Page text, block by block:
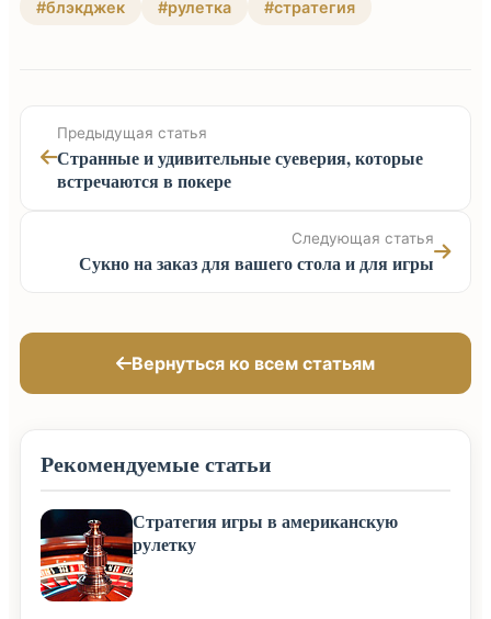
#блэкджек #рулетка #стратегия
Предыдущая статья
Странные и удивительные суеверия, которые
встречаются в покере
Следующая статья
Сукно на заказ для вашего стола и для игры
Вернуться ко всем статьям
Рекомендуемые статьи
Стратегия игры в американскую
рулетку